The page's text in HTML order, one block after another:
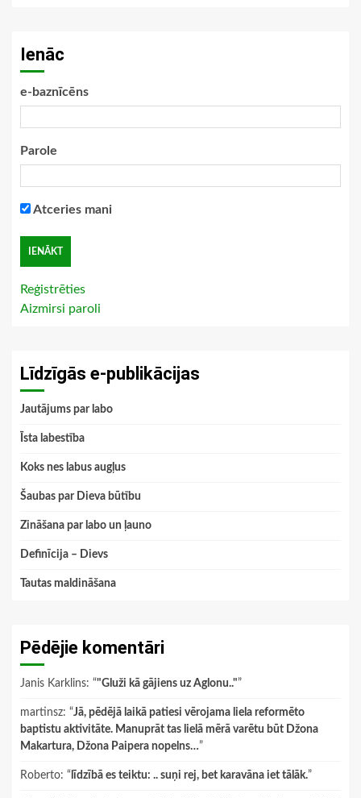
Ienāc
e-baznīcēns
Parole
Atceries mani
Reģistrēties
Aizmirsi paroli
Līdzīgās e-publikācijas
Jautājums par labo
Īsta labestība
Koks nes labus augļus
Šaubas par Dieva būtību
Zināšana par labo un ļauno
Definīcija – Dievs
Tautas maldināšana
Pēdējie komentāri
Janis Karklins: “"Gluži kā gājiens uz Aglonu.."”
martinsz: “Jā, pēdējā laikā patiesi vērojama liela reformēto
baptistu aktivitāte. Manuprāt tas lielā mērā varētu būt Džona
Makartura, Džona Paipera nopelns…”
Roberto: “ līdzībā es teiktu: .. suņi rej, bet karavāna iet tālāk.”